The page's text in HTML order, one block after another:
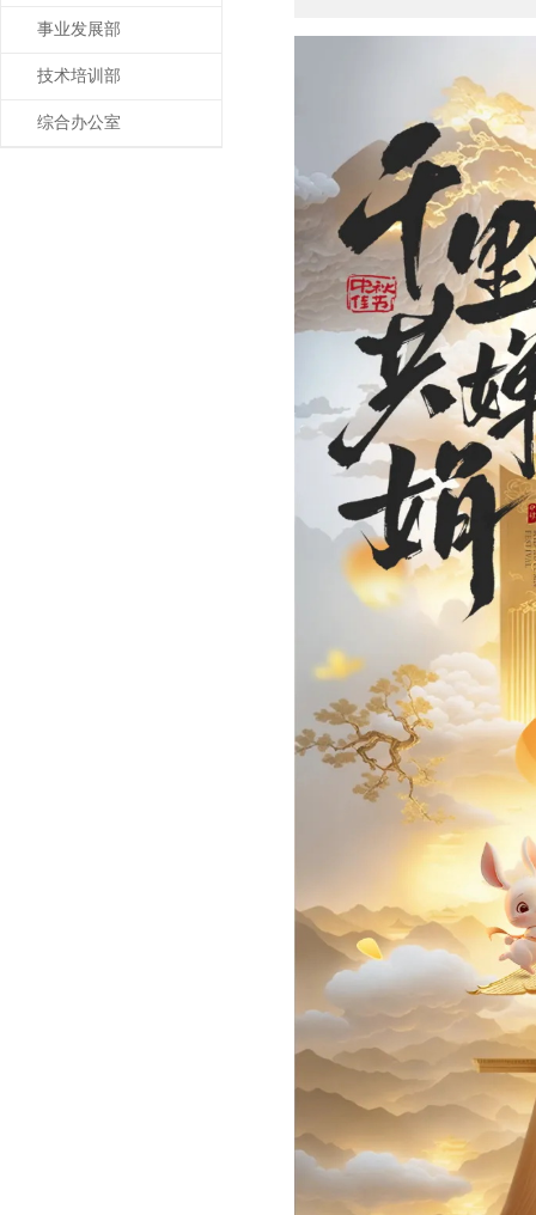
事业发展部
技术培训部
综合办公室